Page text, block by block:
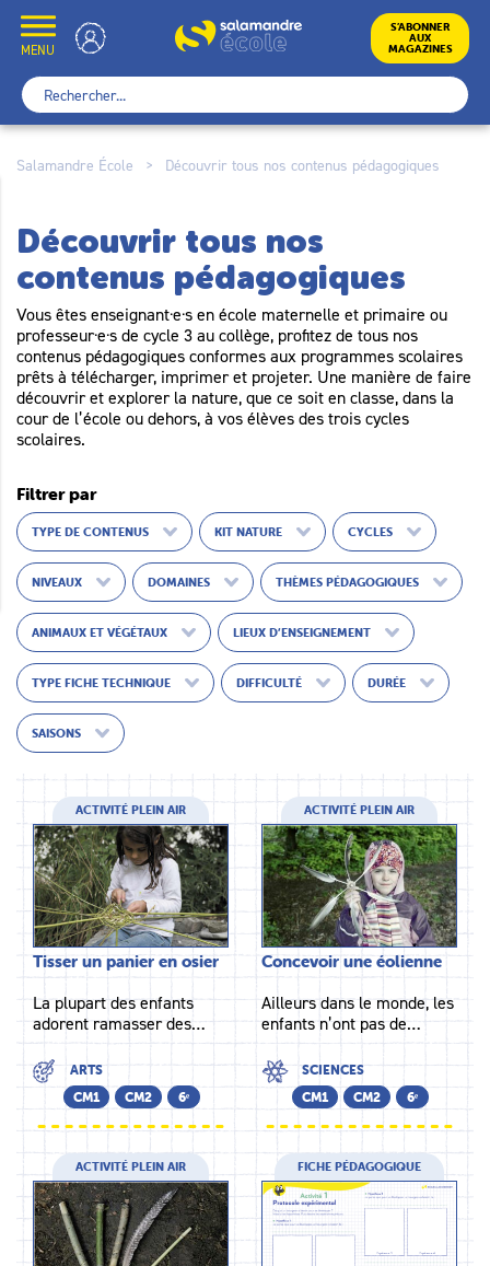
content
MENU
École S’ABONNER
AUX
MAGAZINES
Rechercher :
Salamandre École > Découvrir tous nos contenus pédagogiques
Découvrir tous nos
contenus pédagogiques
Vous êtes enseignant·e·s en école maternelle et primaire ou
professeur·e·s de cycle 3 au collège, profitez de tous nos
contenus pédagogiques conformes aux programmes scolaires
prêts à télécharger, imprimer et projeter. Une manière de faire
découvrir et explorer la nature, que ce soit en classe, dans la
cour de l’école ou dehors, à vos élèves des trois cycles
scolaires.
Filtrer par
TYPE DE CONTENUS KIT NATURE CYCLES
NIVEAUX DOMAINES THÈMES PÉDAGOGIQUES
ANIMAUX ET VÉGÉTAUX LIEUX D’ENSEIGNEMENT
TYPE FICHE TECHNIQUE DIFFICULTÉ DURÉE
SAISONS
ACTIVITÉ PLEIN AIR
Tisser un panier en osier
La plupart des enfants
adorent ramasser des…
ARTS
CM1
CM2 6ᵉ
ACTIVITÉ PLEIN AIR
Concevoir une éolienne
Ailleurs dans le monde, les
enfants n’ont pas de…
SCIENCES
CM1
CM2 6ᵉ
ACTIVITÉ PLEIN AIR FICHE PÉDAGOGIQUE